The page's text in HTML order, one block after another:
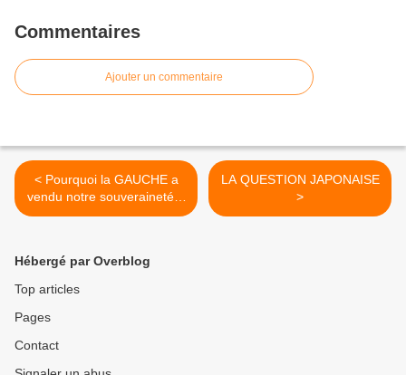
Commentaires
Ajouter un commentaire
< Pourquoi la GAUCHE a
vendu notre souveraineté à
l'UNION EUROPÉENNE –
LA QUESTION JAPONAISE
>
Hébergé par Overblog
Top articles
Pages
Contact